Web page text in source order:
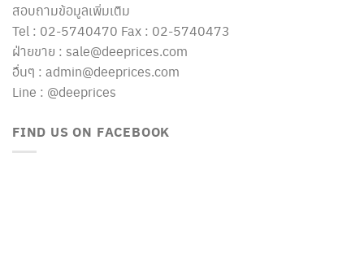
สอบถามข้อมูลเพิ่มเติม
Tel : 02-5740470 Fax : 02-5740473
ฝ่ายขาย : sale@deeprices.com
อื่นๆ : admin@deeprices.com
Line : @deeprices
FIND US ON FACEBOOK